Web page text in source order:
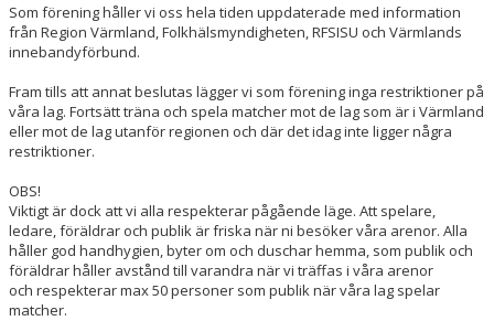
Som förening håller vi oss hela tiden uppdaterade med information
från Region Värmland, Folkhälsmyndigheten, RFSISU och Värmlands
innebandyförbund.
Fram tills att annat beslutas lägger vi som förening inga restriktioner på
våra lag. Fortsätt träna och spela matcher mot de lag som är i Värmland
eller mot de lag utanför regionen och där det idag inte ligger några
restriktioner.
OBS!
Viktigt är dock att vi alla respekterar pågående läge. Att spelare,
ledare, föräldrar och publik är friska när ni besöker våra arenor. Alla
håller god handhygien, byter om och duschar hemma, som publik och
föräldrar håller avstånd till varandra när vi träffas i våra arenor
och respekterar max 50 personer som publik när våra lag spelar
matcher.